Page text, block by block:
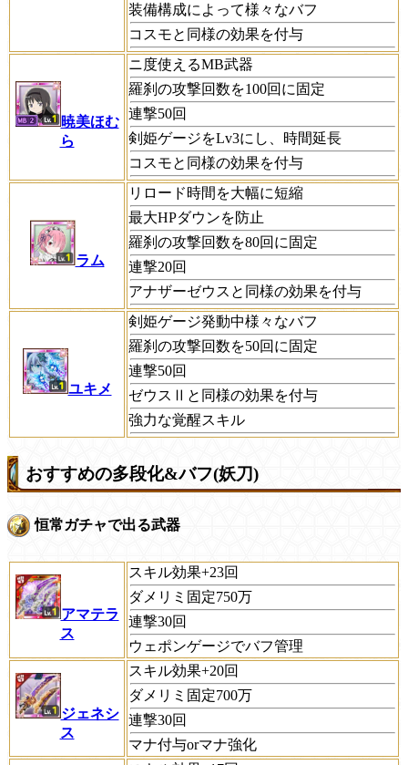
装備構成によって様々なバフ
コスモと同様の効果を付与
暁美ほむ
ら
ニ度使えるMB武器
羅刹の攻撃回数を100回に固定
連撃50回
剣姫ゲージをLv3にし、時間延長
コスモと同様の効果を付与
ラム
リロード時間を大幅に短縮
最大HPダウンを防止
羅刹の攻撃回数を80回に固定
連撃20回
アナザーゼウスと同様の効果を付与
ユキメ
剣姫ゲージ発動中様々なバフ
羅刹の攻撃回数を50回に固定
連撃50回
ゼウスⅡと同様の効果を付与
強力な覚醒スキル
おすすめの多段化&バフ(妖刀)
恒常ガチャで出る武器
アマテラ
ス
スキル効果+23回
ダメリミ固定750万
連撃30回
ウェポンゲージでバフ管理
ジェネシ
ス
スキル効果+20回
ダメリミ固定700万
連撃30回
マナ付与orマナ強化